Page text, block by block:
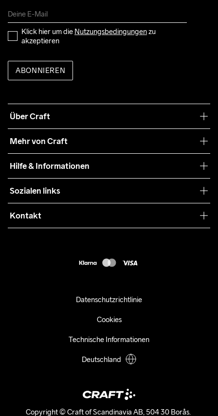
Klick hier um die Nutzungsbedingungen zu
akzeptieren
ABONNIEREN
Über Craft
Nachhaltigkeit
Mehr von Craft
Teamwear
Zusammenarbeit
Press
Hilfe & Informationen
Retouren
Kundendienst
Sozialen links
Kontakt
Copyright © Craft of Scandinavia AB, 504 30 Borås.
Datenschutzrichtlinie
Cookies
Technische Informationen
Deutschland